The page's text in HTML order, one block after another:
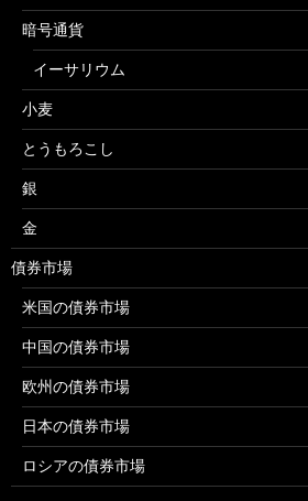
暗号通貨
イーサリウム
小麦
とうもろこし
銀
金
債券市場
米国の債券市場
中国の債券市場
欧州の債券市場
日本の債券市場
ロシアの債券市場